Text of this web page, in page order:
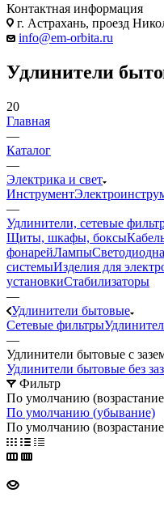
Контактная информация
г. Астрахань, проезд
info@em-orbita.ru
Удлинители
20
Главная
—
Каталог
—
Электрика и свет
Инструмент
—
Удлинители, сетевые
Щиты, шкафы, боксы
фонарейЛампы
системыИзделия для
установкиСтабилизаторы
—
Удлинители бытовые
Сетевые фильтры
—
Удлинители бытовые с
Удлинители бытовые без
Фильтр
По умолчанию
По умолчанию (убывание)
По умолчанию